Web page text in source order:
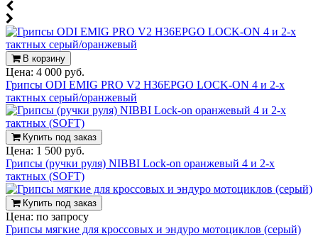
В корзину
Цена: 4 000 руб.
Грипсы ODI EMIG PRO V2 H36EPGO LOCK-ON 4 и 2-х
тактных серый/оранжевый
Купить под заказ
Цена: 1 500 руб.
Грипсы (ручки руля) NIBBI Lock-on оранжевый 4 и 2-х
тактных (SOFT)
Купить под заказ
Цена: по запросу
Грипсы мягкие для кроссовых и эндуро мотоциклов (серый)